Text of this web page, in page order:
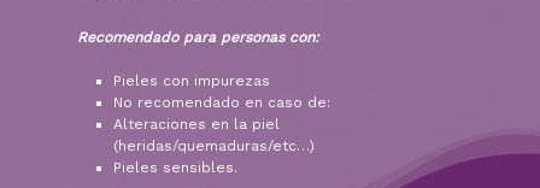
Recomendado para personas con:
Pieles con impurezas
No recomendado en caso de:
Alteraciones en la piel
(heridas/quemaduras/etc…)
Pieles sensibles.